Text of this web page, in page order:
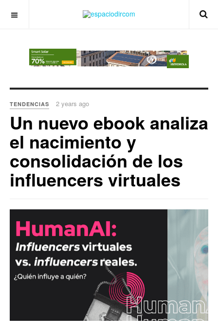
TENDENCIAS 2 years ago
Un nuevo ebook analiza
el nacimiento y
consolidación de los
influencers virtuales